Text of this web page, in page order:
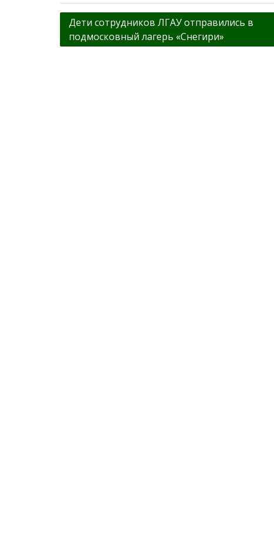
Навигация
по
Дети сотрудников ЛГАУ отправились в
подмосковный лагерь «Снегири»